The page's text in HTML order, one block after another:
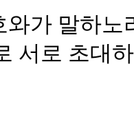
가 말하
서로 초대